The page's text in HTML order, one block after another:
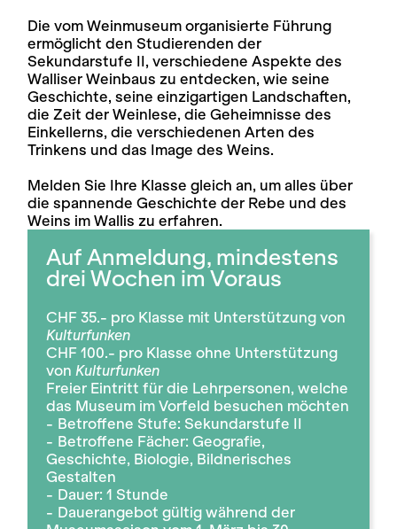
Die vom Weinmuseum organisierte Führung
ermöglicht den Studierenden der
Sekundarstufe II, verschiedene Aspekte des
Walliser Weinbaus zu entdecken, wie seine
Geschichte, seine einzigartigen Landschaften,
die Zeit der Weinlese, die Geheimnisse des
Einkellerns, die verschiedenen Arten des
Trinkens und das Image des Weins.
Melden Sie Ihre Klasse gleich an, um alles über
die spannende Geschichte der Rebe und des
Weins im Wallis zu erfahren.
Auf Anmeldung, mindestens
drei Wochen im Voraus
CHF 35.- pro Klasse mit Unterstützung von
Kulturfunken
CHF 100.- pro Klasse ohne Unterstützung
von Kulturfunken
Freier Eintritt für die Lehrpersonen, welche
das Museum im Vorfeld besuchen möchten
Betroffene Stufe: Sekundarstufe II
Betroffene Fächer: Geografie,
Geschichte, Biologie, Bildnerisches
Gestalten
Dauer: 1 Stunde
Dauerangebot gültig während der